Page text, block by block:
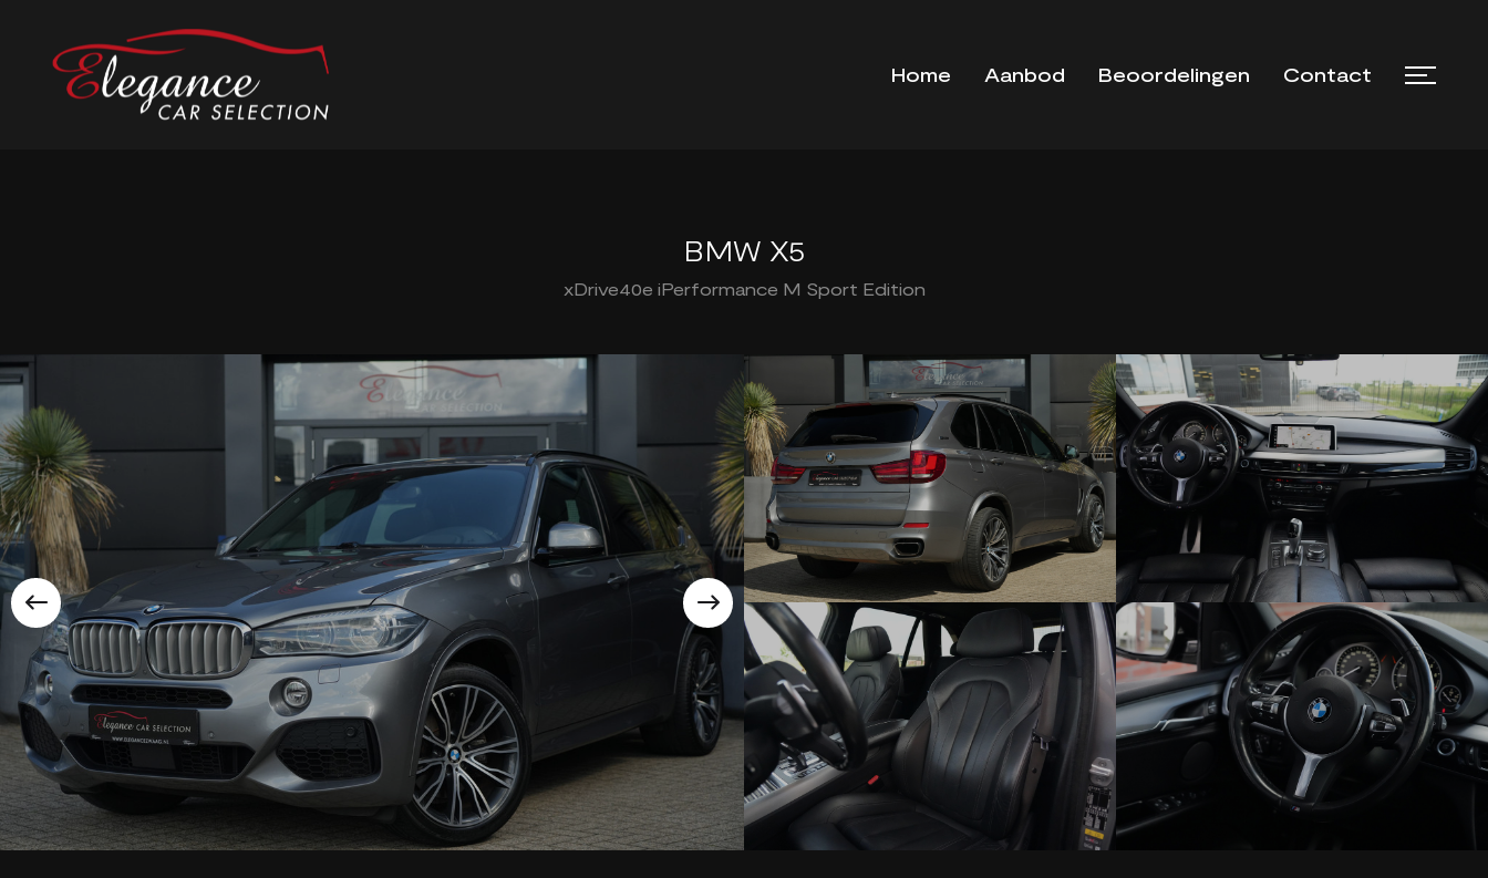
Home Aanbod Beoordelingen Contact
BMW X5
xDrive40e iPerformance M Sport Edition